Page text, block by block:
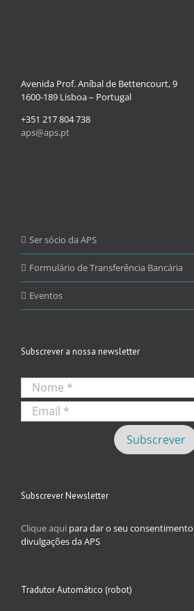
Avenida Prof. Aníbal de Bettencourt, 9
1600-189 Lisboa – Portugal
+351 217 804 738
aps@aps.pt
Ser sócio da APS
Formulário de Transferência Bancária
Eventos
Subscrever a nossa newsletter
Subscrever Newsletter
Clique aqui para dar o seu
divulgações da APS
Tradutor Automático (robot)